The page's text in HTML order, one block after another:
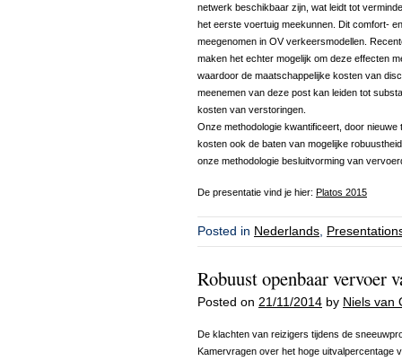
netwerk beschikbaar zijn, wat leidt tot
het eerste voertuig meekunnen. Dit comfort-
meegenomen in OV verkeersmodellen.
maken het echter mogelijk om deze effecten
waardoor de maatschappelijke kosten van
meenemen van deze post kan leiden tot
kosten van verstoringen.
Onze methodologie kwantificeert, door
kosten ook de baten van mogelijke
onze methodologie besluitvorming van
De presentatie vind je hier: Platos 2015
Posted in Nederlands
Robuust openbaar vervoer
Posted on 21/11/2014 by Niels van
De klachten van reizigers tijdens de
Kamervragen over het hoge uitvalpercentage